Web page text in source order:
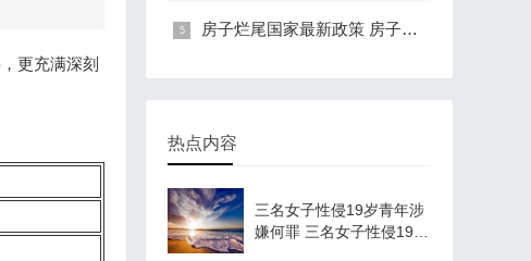
更充满深刻
房子烂尾国家最新政策 房子烂尾了该找哪个部门解决?
热点内容
三名女子性侵19岁青年涉
嫌何罪 三名女子性侵19岁